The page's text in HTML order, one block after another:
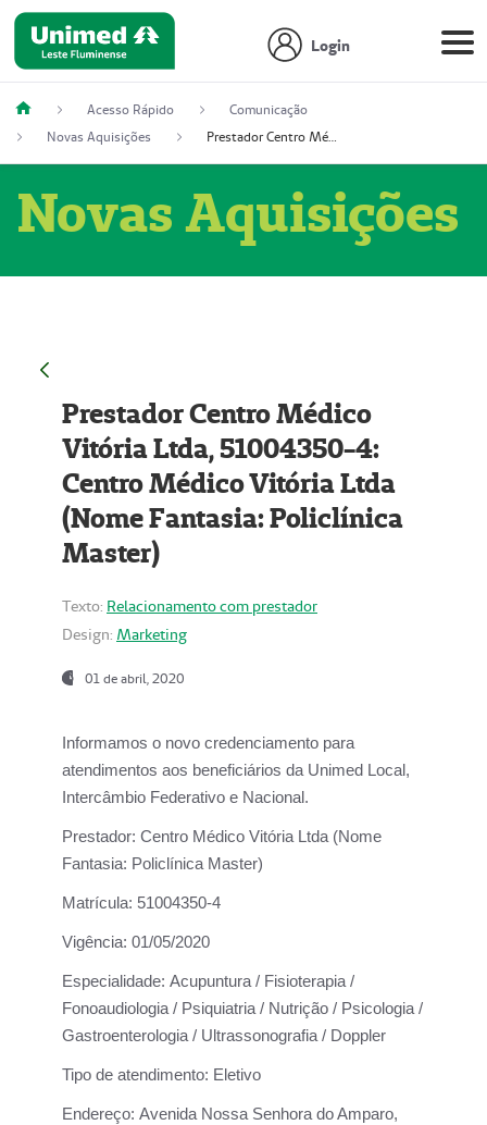
Login
Acesso Rápido
Comunicação
Novas Aquisições
Prestador Centro Médico Vitória Ltda, 51004350-4: Centro Médico Vitória Ltda (Nome Fantasia: Policlínica Master)
Novas Aquisições
Prestador Centro Médico
Vitória Ltda, 51004350-4:
Centro Médico Vitória Ltda
(Nome Fantasia: Policlínica
Master)
Texto: Relacionamento com prestador
Design: Marketing
01 de abril, 2020
Informamos o novo credenciamento para
atendimentos aos beneficiários da Unimed Local,
Intercâmbio Federativo e Nacional.
Prestador: Centro Médico Vitória Ltda (Nome
Fantasia: Policlínica Master)
Matrícula: 51004350-4
Vigência: 01/05/2020
Especialidade: Acupuntura / Fisioterapia /
Fonoaudiologia / Psiquiatria / Nutrição / Psicologia /
Gastroenterologia / Ultrassonografia / Doppler
Tipo de atendimento: Eletivo
Endereço: Avenida Nossa Senhora do Amparo,